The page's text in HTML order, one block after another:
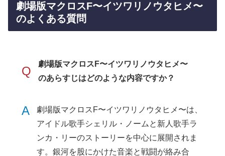
劇場版マクロスF〜イツワリノウタヒメ〜
のよくある質問
Q
劇場版マクロスF〜イツワリノウタヒメ〜
のあらすじはどのような内容ですか？
A
劇場版マクロスF〜イツワリノウタヒメ〜は、
アイドル歌手シェリル・ノームと新人歌手ラ
ンカ・リーのストーリーを中心に展開されま
す。銀河を股にかけた音楽と戦闘が絡み合